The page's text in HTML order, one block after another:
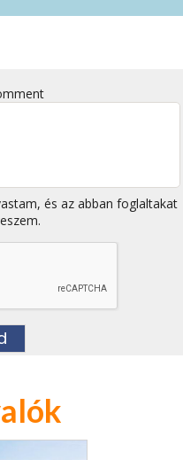
és az abban foglaltakat